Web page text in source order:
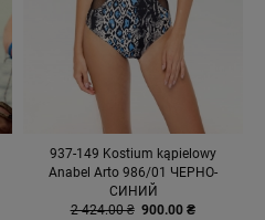
937-149 Kostium kąpielowy
Anabel Arto 986/01 ЧЕРНО-
СИНИЙ
2 424.00 ₴ 900.00 ₴